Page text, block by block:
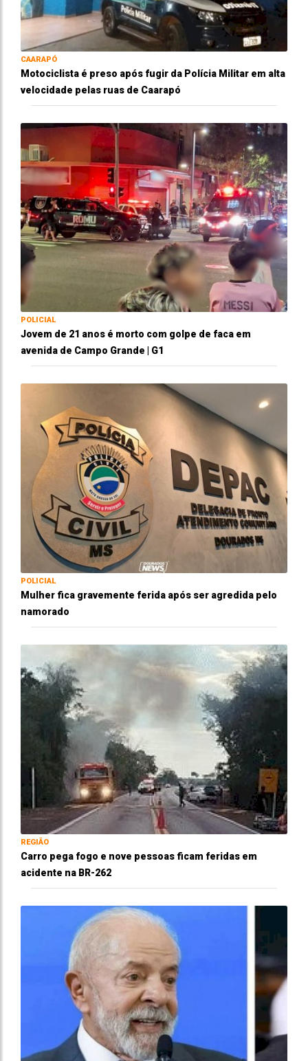
CAARAPÓ
Motociclista é preso após fugir da Polícia Militar em alta
velocidade pelas ruas de Caarapó
POLICIAL
Jovem de 21 anos é morto com golpe de faca em
avenida de Campo Grande | G1
POLICIAL
Mulher fica gravemente ferida após ser agredida pelo
namorado
REGIÃO
Carro pega fogo e nove pessoas ficam feridas em
acidente na BR-262